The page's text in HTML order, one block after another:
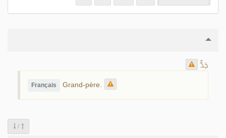
جَدٌّ
Français Grand-père.
/